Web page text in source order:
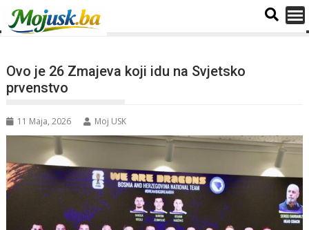
Ovo je 26 Zmajeva koji idu na Svjetsko
prvenstvo
11 Maja, 2026 Moj USK